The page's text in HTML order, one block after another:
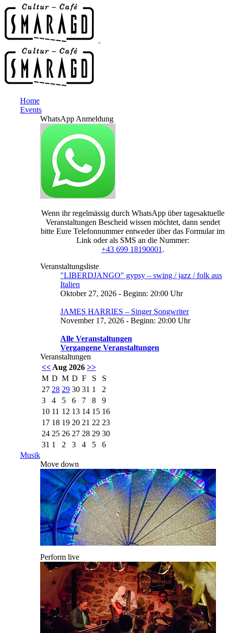
Home
Events
WhatsApp Anmeldung
Wenn ihr regelmässig durch WhatsApp über tagesaktuelle
Veranstaltungen Bescheid wissen möchtet, dann sendet
bitte Eure Telefonnummer entweder über das Formular im
Link oder als SMS an die Nummer:
+43 699 18190001 .
Veranstaltungsliste
"LIBERDJANGO" gypsy – swing / jazz / folk aus
Italien
Oktober 27, 2026 - Beginn: 20:00 Uhr
JAMES HARRIES – Singer Songwriter
November 17, 2026 - Beginn: 20:00 Uhr
Alle Veranstaltungen
Vergangene Veranstaltungen
Veranstaltungen
<< Aug 2026 >>
M D M D F S
S
27 28 29 30 31 1
2
3
4 5 6 7 8
9
10 11 12 13 14 15 16
17 18 19 20 21 22 23
24 25 26 27 28 29 30
31 1 2 3 4 5
6
Musik
Move down
Perform live